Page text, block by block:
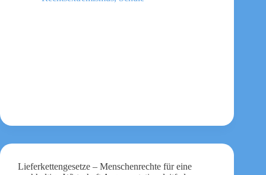
Lieferkettengesetze – Menschenrechte für eine